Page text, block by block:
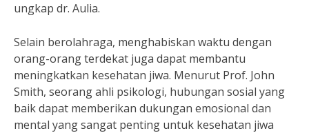
ungkap dr. Aulia.
Selain berolahraga, menghabiskan waktu dengan
orang-orang terdekat juga dapat membantu
meningkatkan kesehatan jiwa. Menurut Prof. John
Smith, seorang ahli psikologi, hubungan sosial yang
baik dapat memberikan dukungan emosional dan
mental yang sangat penting untuk kesehatan jiwa